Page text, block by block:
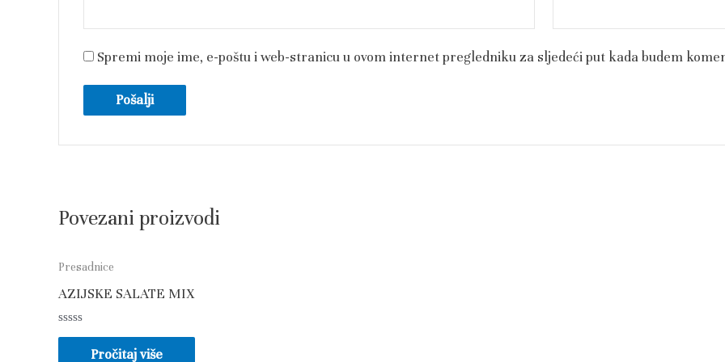
Spremi moje ime, e-poštu i web-stranicu u ovom internet pregledniku za sljedeći put kada budem
Povezani proizvodi
Presadnice
AZIJSKE SALATE MIX
Ocjenjeno
Pročitaj više